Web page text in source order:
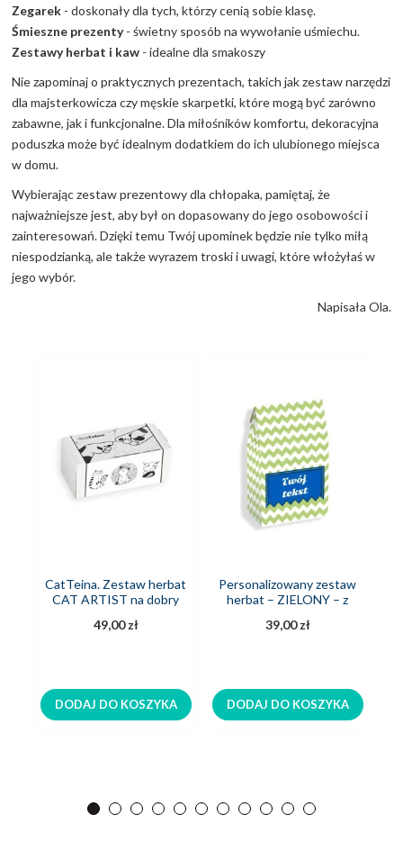
Zegarek - doskonały dla tych, którzy cenią sobie klasę.
Śmieszne prezenty- świetny sposób na wywołanie uśmiechu.
Zestawy herbat i kaw - idealne dla smakoszy
Nie zapominaj o praktycznych prezentach, takich jak zestaw narzędzi
dla majsterkowicza czy męskie skarpetki, które mogą być zarówno
zabawne, jak i funkcjonalne. Dla miłośników komfortu, dekoracyjna
poduszka może być idealnym dodatkiem do ich ulubionego miejsca
w domu.
Wybierając zestaw prezentowy dla chłopaka, pamiętaj, że
najważniejsze jest, aby był on dopasowany do jego osobowości i
zainteresowań. Dzięki temu Twój upominek będzie nie tylko miłą
niespodzianką, ale także wyrazem troski i uwagi, które włożyłaś w
jego wybór.
Napisała Ola.
CatTeina. Zestaw herbat
CAT ARTIST na dobry
49,00 zł
DODAJ DO KOSZYKA
Personalizowany zestaw
herbat – ZIELONY – z
39,00 zł
DODAJ DO KOSZYKA